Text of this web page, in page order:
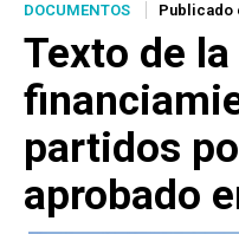
DOCUMENTOS Publicado
Texto de
partidos
aprobado